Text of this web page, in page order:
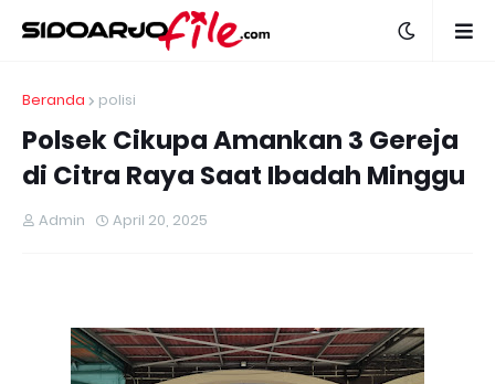
Beranda polisi
Polsek Cikupa Amankan 3 Gereja
di Citra Raya Saat Ibadah Minggu
Admin April 20, 2025